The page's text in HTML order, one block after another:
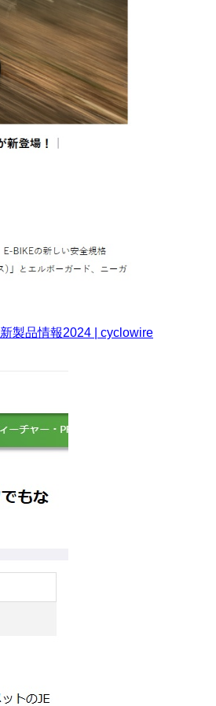
製品情報2024 | cyclowire